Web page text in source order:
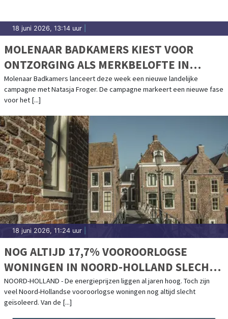
18 juni 2026, 13:14 uur
MOLENAAR BADKAMERS KIEST VOOR
ONTZORGING ALS MERKBELOFTE IN
NIEUWE CAMPAGNE MET NATASJA
FROGER
Molenaar Badkamers lanceert deze week een nieuwe landelijke
campagne met Natasja Froger. De campagne markeert een nieuwe fase
voor het [...]
18 juni 2026, 11:24 uur
NOG ALTIJD 17,7% VOOROORLOGSE
WONINGEN IN NOORD-HOLLAND SLECHT
GEÏSOLEERD
NOORD-HOLLAND - De energieprijzen liggen al jaren hoog. Toch zijn
veel Noord-Hollandse vooroorlogse woningen nog altijd slecht
geïsoleerd. Van de [...]